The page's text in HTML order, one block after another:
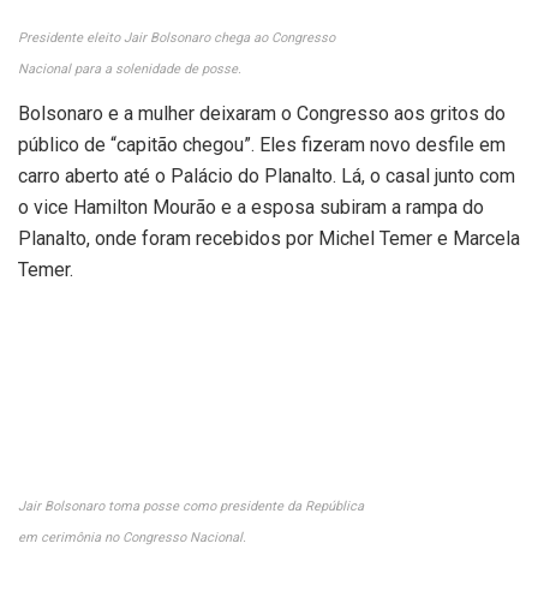
Presidente eleito Jair Bolsonaro chega ao Congresso
Nacional para a solenidade de posse.
Bolsonaro e a mulher deixaram o Congresso aos gritos do
público de “capitão chegou”. Eles fizeram novo desfile em
carro aberto até o Palácio do Planalto. Lá, o casal junto com
o vice Hamilton Mourão e a esposa subiram a rampa do
Planalto, onde foram recebidos por Michel Temer e Marcela
Temer.
Jair Bolsonaro toma posse como presidente da República
em cerimônia no Congresso Nacional.